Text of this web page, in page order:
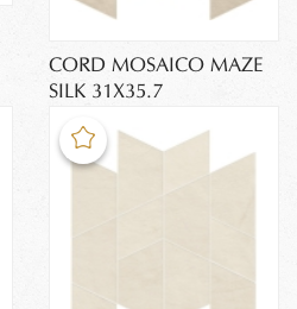
CORD MOSAICO MAZE
SILK 31X35.7